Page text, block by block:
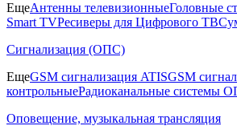
ЕщеАнтенны телевизионныеГоловные
Smart TVРесиверы для Цифрового ТВ
Сигнализация (ОПС)
ЕщеGSM сигнализация ATISGSM
контрольныеРадиоканальные системы
Оповещение, музыкальная трансляция